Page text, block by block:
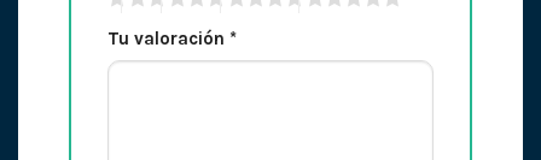
Tu valoración *